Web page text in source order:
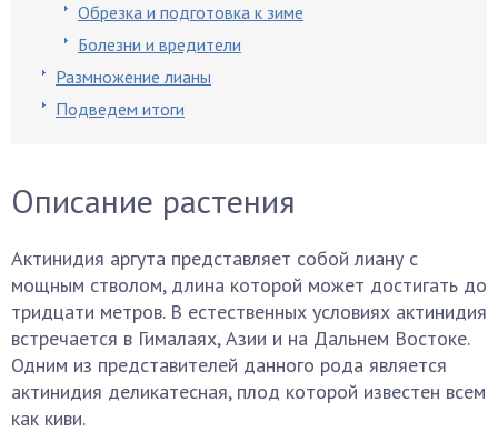
Обрезка и подготовка к зиме
Болезни и вредители
Размножение лианы
Подведем итоги
Описание растения
Актинидия аргута представляет собой лиану с
мощным стволом, длина которой может достигать до
тридцати метров. В естественных условиях актинидия
встречается в Гималаях, Азии и на Дальнем Востоке.
Одним из представителей данного рода является
актинидия деликатесная, плод которой известен всем
как киви.